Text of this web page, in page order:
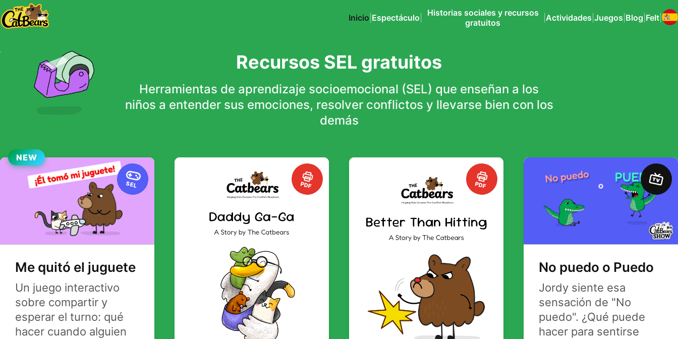
Inicio Espectáculo
Historias sociales y recursos
gratuitos
Actividades Juegos Blog Felt
Recursos SEL gratuitos
Herramientas de aprendizaje socioemocional (SEL) que enseñan a los
niños a entender sus emociones, resolver conflictos y llevarse bien con los
demás
NEW
SEL
Me quitó el juguete
Un juego interactivo
sobre compartir y
esperar el turno: qué
hacer cuando alguien
PDF PDF
TV
No puedo o Puedo
Jordy siente esa
sensación de "No
puedo". ¿Qué puede
hacer para sentirse